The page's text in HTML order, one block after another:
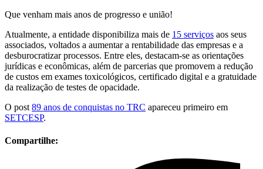
Que venham mais anos de progresso e união!
Atualmente, a entidade disponibiliza mais de 15 serviços aos seus
associados, voltados a aumentar a rentabilidade das empresas e a
desburocratizar processos. Entre eles, destacam-se as orientações
jurídicas e econômicas, além de parcerias que promovem a redução
de custos em exames toxicológicos, certificado digital e a gratuidade
da realização de testes de opacidade.
O post 89 anos de conquistas no TRC apareceu primeiro em
SETCESP.
Compartilhe: